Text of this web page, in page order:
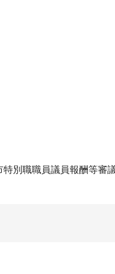
別職職員議員報酬等審